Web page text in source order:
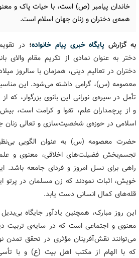
خاندان پیامبر (ص) است، با حیات پاک و
همه‌ی دختران و زنان جهان اسلام است.
به گزارش پایگاه خبری پیام خانواده؛ در
دختر به عنوان نمادی از تکریم مقام والای
دختران در تعالیم دینی، همزمان با سالروز
معصومه (س)، گرامی داشته می‌شود. این
تأمل در سیره‌ی نورانی این بانوی بزرگوار،
و از پرچمداران علم، تقوا و کرامت است،
اسلامی در حوزه‌ی شخصیت‌سازی و تعالی زنان
حضرت معصومه (س) به عنوان الگویی
تجسم‌بخش فضیلت‌های اخلاقی، معنوی و
راهی برای نسل امروز و فردای جامعه باشد.
خویش، اثبات نمودند که زن مسلمان در پرتو
قله‌های کمال انسانی دست یابد.
این روز مبارک، همچنین یادآور جایگاه
معنوی و اجتماعی است که در سایه‌ی تربیت
می‌توانند نقش‌آفرینان مؤثری در تحقق تمدن
که با الهام از مکتب اهل بیت (ع) و با